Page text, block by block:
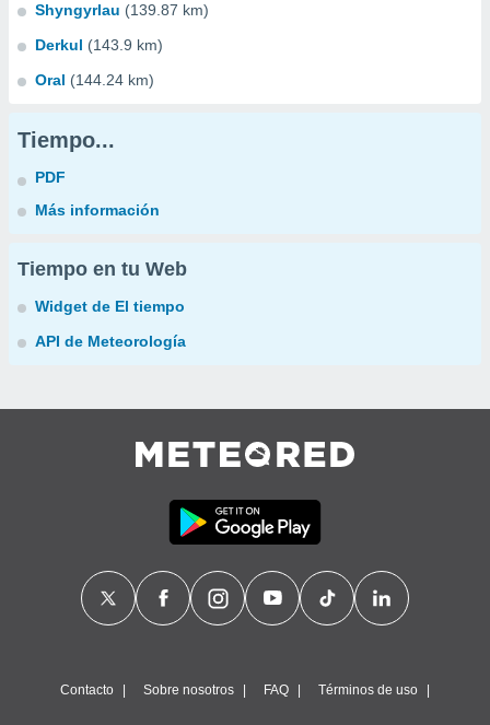
Shyngyrlau (139.87 km)
Derkul (143.9 km)
Oral (144.24 km)
Tiempo...
PDF
Más información
Tiempo en tu Web
Widget de El tiempo
API de Meteorología
Contacto Sobre nosotros FAQ Términos de uso